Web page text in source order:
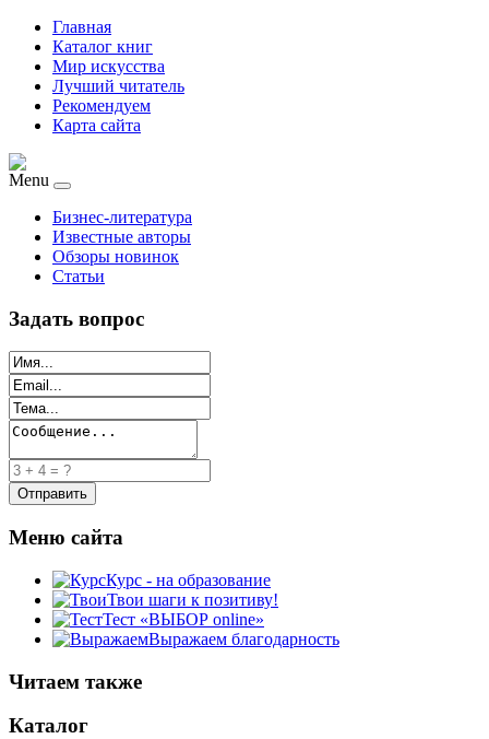
Главная
Каталог книг
Мир искусства
Лучший читатель
Рекомендуем
Карта сайта
Menu
Бизнес-литература
Известные авторы
Обзоры новинок
Статьи
Задать вопрос
Меню сайта
Курс - на образование
Твои шаги к позитиву!
Тест «ВЫБОР online»
Выражаем благодарность
Читаем также
Каталог